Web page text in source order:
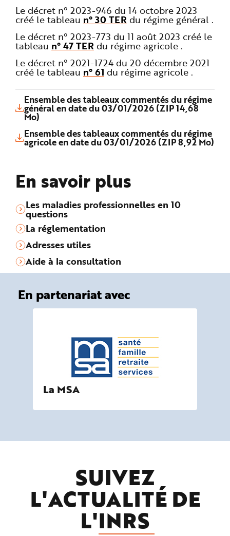
Le décret n° 2023-946 du 14 octobre 2023
créé le tableau n° 30 TER du régime général .
Le décret n° 2023-773 du 11 août 2023 créé le
tableau n° 47 TER du régime agricole .
Le décret n° 2021-1724 du 20 décembre 2021
créé le tableau n° 61 du régime agricole .
Ensemble des tableaux commentés du régime
général en date du 03/01/2026 (ZIP 14,68
Mo)
Ensemble des tableaux commentés du régime
agricole en date du 03/01/2026 (ZIP 8,92 Mo)
En savoir plus
Les maladies professionnelles en 10
questions
La réglementation
Adresses utiles
Aide à la consultation
En partenariat avec
La MSA
SUIVEZ
L'ACTUALITÉ DE
L'INRS